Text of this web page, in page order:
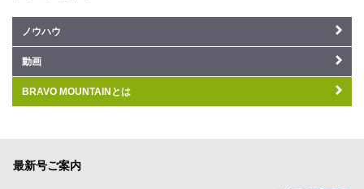
ノウハウ
動画
BRAVO MOUNTAINとは
最新号ご案内